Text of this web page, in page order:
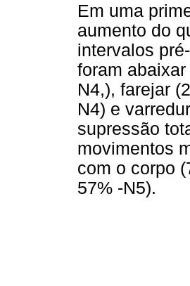
Em uma
aumento do
intervalos
foram
N4,), farejar
N4) e
supressão
movimentos
com o corpo
57% -N5).